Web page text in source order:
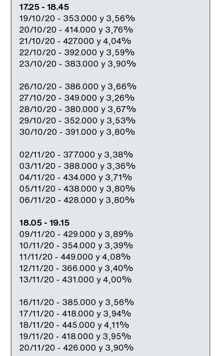
17.25 - 18.45
19/10/20 - 353.000 y 3,56%
20/10/20 - 414.000 y 3,76%
21/10/20 - 427.000 y 4,04%
22/10/20 - 392.000 y 3,59%
23/10/20 - 383.000 y 3,90%
26/10/20 - 386.000 y 3,66%
27/10/20 - 349.000 y 3,26%
28/10/20 - 380.000 y 3,67%
29/10/20 - 352.000 y 3,53%
30/10/20 - 391.000 y 3,80%
02/11/20 - 377.000 y 3,38%
03/11/20 - 388.000 y 3,36%
04/11/20 - 434.000 y 3,71%
05/11/20 - 438.000 y 3,80%
06/11/20 - 428.000 y 3,80%
18.05 - 19.15
09/11/20 - 429.000 y 3,89%
10/11/20 - 354.000 y 3,39%
11/11/20 - 449.000 y 4,08%
12/11/20 - 366.000 y 3,40%
13/11/20 - 431.000 y 4,00%
16/11/20 - 385.000 y 3,56%
17/11/20 - 418.000 y 3,94%
18/11/20 - 445.000 y 4,11%
19/11/20 - 418.000 y 3,95%
20/11/20 - 426.000 y 3,90%